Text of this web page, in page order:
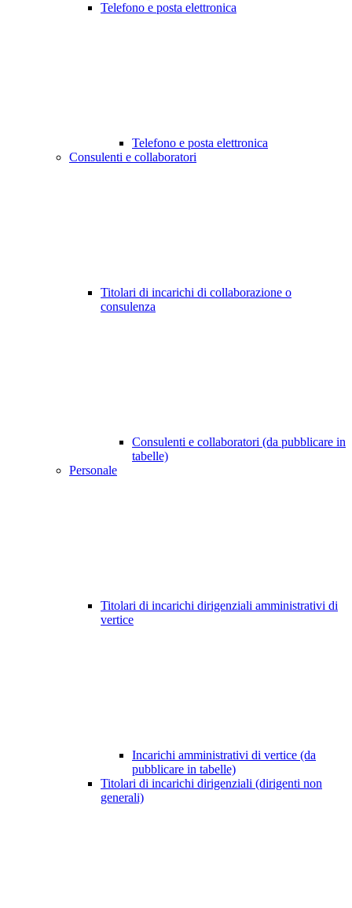
Telefono e posta elettronica
Telefono e posta elettronica
Consulenti e collaboratori
Titolari di incarichi di collaborazione o
consulenza
Consulenti e collaboratori (da pubblicare in
tabelle)
Personale
Titolari di incarichi dirigenziali amministrativi di
vertice
Incarichi amministrativi di vertice (da
pubblicare in tabelle)
Titolari di incarichi dirigenziali (dirigenti non
generali)